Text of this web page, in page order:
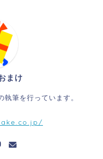
まけ
執筆を行っています。